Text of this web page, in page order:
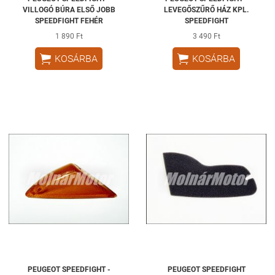
VILLOGÓ BÚRA ELSŐ JOBB
SPEEDFIGHT FEHÉR
1 890 Ft
 KOSÁRBA
LEVEGŐSZŰRŐ HÁZ KPL.
SPEEDFIGHT
3 490 Ft
 KOSÁRBA
PEUGEOT SPEEDFIGHT -
PEUGEOT SPEEDFIGHT